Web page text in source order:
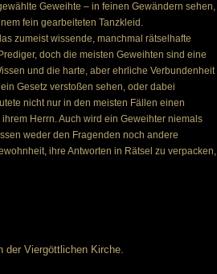
Geweihte – in feinen Gewändern sehen,
fein gearbeiteten Tanzkleid.
zumeist wissende, manchmal rätselhafte
doch die meisten Geweihten sind eine
und die harte, aber ehrliche Verbundenheit
Gesetz verstoßen sehen, oder dabei
nicht nur in den meisten Fällen einen
Herrn. Auch wird ein Geweihter niemals
weder den Fragenden noch andere
ihre Antworten in Rätsel zu verpacken,
der Viergöttlichen Kirche.